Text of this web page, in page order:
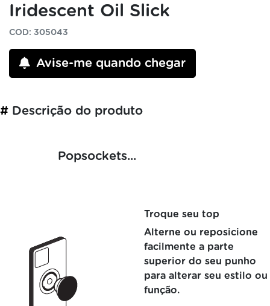
Iridescent Oil Slick
COD: 305043
Avise-me quando chegar
# Descrição do produto
Popsockets...
Troque seu top
Alterne ou reposicione
facilmente a parte
superior do seu punho
para alterar seu estilo ou
função.